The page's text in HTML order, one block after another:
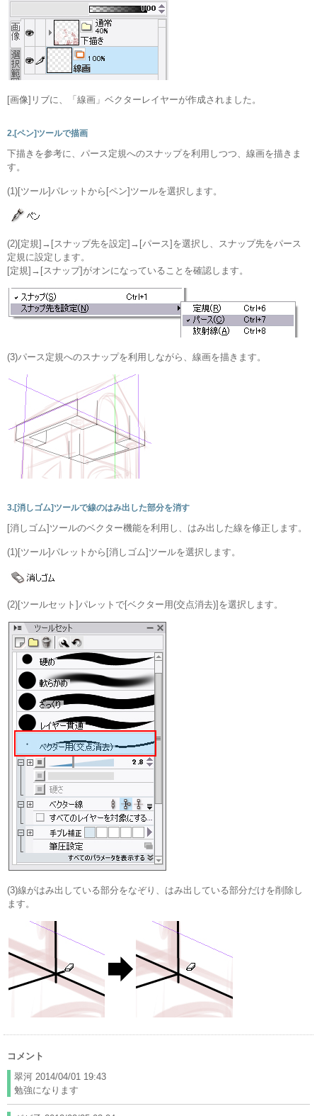
[画像]リブに、「線画」ベクターレイヤーが作成されました。
2.[ペン]ツールで描画
下描きを参考に、パース定規へのスナップを利用しつつ、線画を描きま
す。
(1)[ツール]パレットから[ペン]ツールを選択します。
(2)[定規]→[スナップ先を設定]→[パース]を選択し、スナップ先をパース
定規に設定します。
[定規]→[スナップ]がオンになっていることを確認します。
(3)パース定規へのスナップを利用しながら、線画を描きます。
3.[消しゴム]ツールで線のはみ出した部分を消す
[消しゴム]ツールのベクター機能を利用し、はみ出した線を修正します。
(1)[ツール]パレットから[消しゴム]ツールを選択します。
(2)[ツールセット]パレットで[ベクター用(交点消去)]を選択します。
(3)線がはみ出している部分をなぞり、はみ出している部分だけを削除し
ます。
コメント
翠河 2014/04/01 19:43
勉強になります